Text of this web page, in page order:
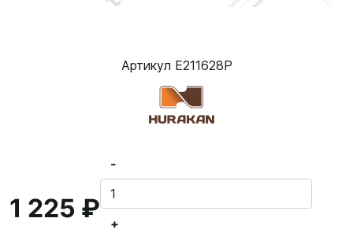
Артикул E211628P
1 225 ₽
-
+